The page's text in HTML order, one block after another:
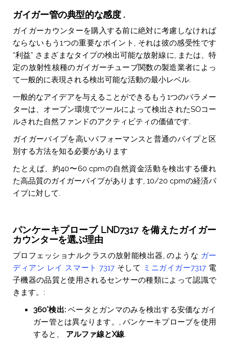
ガイガー管の典型的な感度 .
ガイガーカウンターを購入する前に絶対に考慮しなければ
ならないもう1つの重要なポイント, それは彼の感受性です
“利益” さまざまなタイプの検出可能な放射線に, または、特
定の放射性核種のガイガーチューブ関数の製造業者によっ
て一般的に表現される検出可能な活動の最小レベル.
一般的なアイデアを与えることができるもう1つのパラメー
ターは、オープン環境でツールによって検出されたSOコー
ルされた自然ファンドのアクティビティの価値です.
ガイガーパイプを高いパフォーマンスと普通のパイプと区
別する方法を知る必要があります
たとえば、約40〜60 cpmの自然資金活動を検出する優れ
た高品質のガイガーパイプがあります, 10/20 cpmの経済パ
イプに対して.
パンケーキプローブ LND7317 を備えたガイガー
カウンターを選ぶ理由
プロフェッショナルクラスの放射能検出器, のような ガー
ディアン レイ スマート 7317 そして ミニガイガー7317 電
子機器の品質と使用されるセンサーの種類によって認識で
きます。:
360°検出:ベータとガンマのみを検出する安価なガイ
ガー管とは異なります。, パンケーキプローブを使用
すると、 アルファ線とX線.